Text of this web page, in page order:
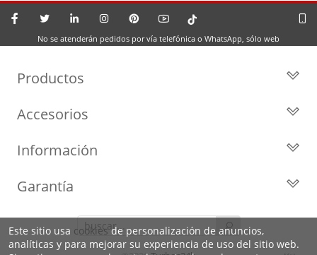
No se atenderán pedidos por vía telefónica o WhatsApp, sólo web
Productos
Turbos por Marca
Cartuchos
Accesorios
Geometrías
Kits de Juntas
Motores de arranque
Información
Privacidad y Aviso Legal
Preguntas Frecuentes
Identifica tu turbo
Política de Cookies
Garantía
Líderes en el sector
Condiciones de venta,
Este sitio usa cookiesde personalización de anuncios,
analíticas y para mejorar su experiencia de uso del sitio web.